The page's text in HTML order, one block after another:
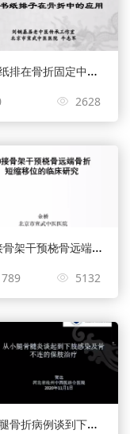
元书纸排在骨折固定中的应用——牛志军
2628
CO接骨架干预桡骨远端骨折短缩移位的临床研究——金桥
5132
从小腿骨折病例谈到下肢感染性骨不连的治疗进展——贺达